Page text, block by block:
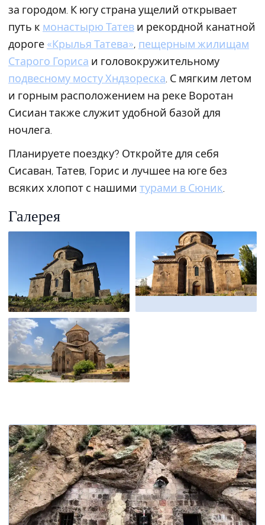
за городом. К югу страна ущелий открывает
путь к монастырю Татев и рекордной канатной
дороге «Крылья Татева», пещерным жилищам
Старого Гориса и головокружительному
подвесному мосту Хндзореска. С мягким летом
и горным расположением на реке Воротан
Сисиан также служит удобной базой для
ночлега.
Планируете поездку? Откройте для себя
Сисаван, Татев, Горис и лучшее на юге без
всяких хлопот с нашими турами в Сюник.
Галерея